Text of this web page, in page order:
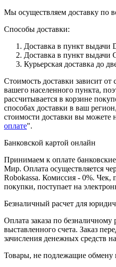
Мы осуществляем доставку по
Способы доставки:
Доставка в пункт выдачи
Доставка в пункт выдачи
Курьерская доставка до
Стоимость доставки зависит от
вашего населенного пункта,
рассчитывается в корзине
способах доставки в ваш
стоимости доставки вы можете
оплате".
Банковской картой онлайн
Принимаем к оплате
Мир. Оплата осуществляется
Robokassa. Комиссия - 0%.
покупки, поступает на
Безналичный расчет для
Оплата заказа по безналичному
выставленного счета. Заказ
зачисления денежных средств
Товары, не подлежащие обмену